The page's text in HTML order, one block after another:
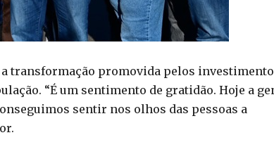
a transformação promovida pelos
“É um sentimento de gratidão. Hoje a
sentir nos olhos das pessoas a